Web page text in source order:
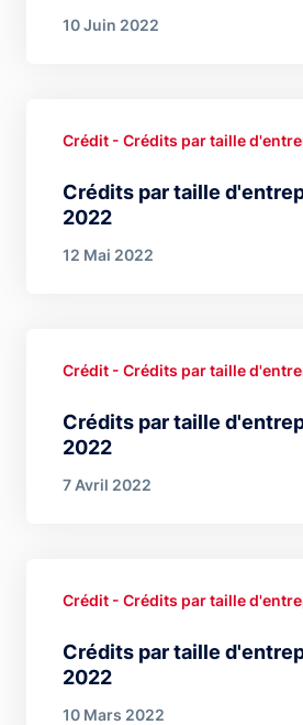
10 Juin 2022
Crédits par taille
2022
Crédit - Crédits par taille
12 Mai 2022
Crédits par taille
2022
Crédit - Crédits par taille
7 Avril 2022
Crédits par taille
2022
Crédit - Crédits par taille
10 Mars 2022